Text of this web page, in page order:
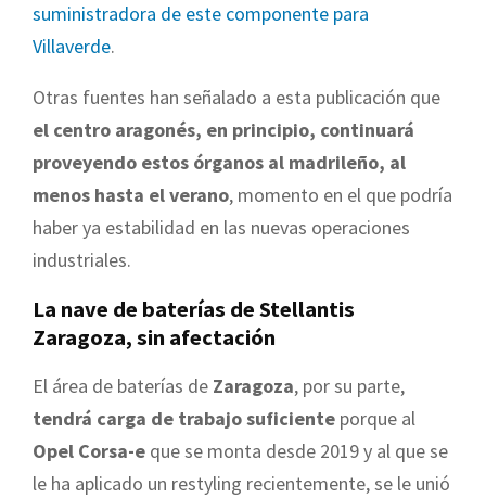
suministradora de este componente para
Villaverde.
Otras fuentes han señalado a esta publicación que
el centro aragonés, en principio, continuará
proveyendo estos órganos al madrileño, al
menos hasta el verano, momento en el que podría
haber ya estabilidad en las nuevas operaciones
industriales.
La nave de baterías de Stellantis
Zaragoza, sin afectación
El área de baterías de Zaragoza, por su parte,
tendrá carga de trabajo suficiente porque al
Opel Corsa-e que se monta desde 2019 y al que se
le ha aplicado un restyling recientemente, se le unió